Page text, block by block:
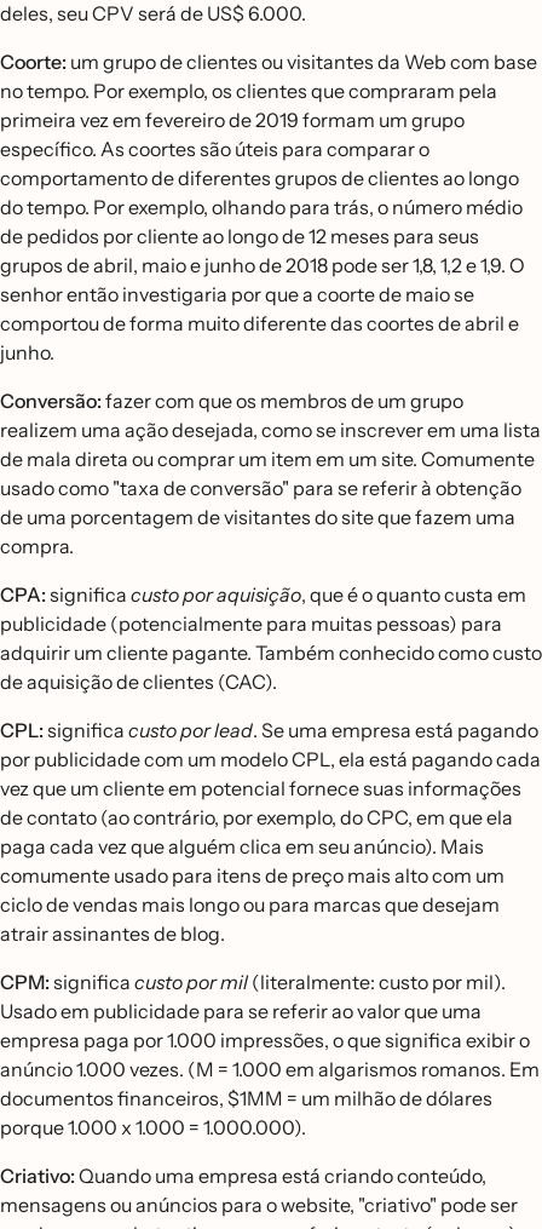
deles, seu CPV será de US$ 6.000.
Coorte: um grupo de clientes ou visitantes da Web com base
no tempo. Por exemplo, os clientes que compraram pela
primeira vez em fevereiro de 2019 formam um grupo
específico. As coortes são úteis para comparar o
comportamento de diferentes grupos de clientes ao longo
do tempo. Por exemplo, olhando para trás, o número médio
de pedidos por cliente ao longo de 12 meses para seus
grupos de abril, maio e junho de 2018 pode ser 1,8, 1,2 e 1,9. O
senhor então investigaria por que a coorte de maio se
comportou de forma muito diferente das coortes de abril e
junho.
Conversão:fazer com que os membros de um grupo
realizem uma ação desejada, como se inscrever em uma lista
de mala direta ou comprar um item em um site. Comumente
usado como "taxa de conversão" para se referir à obtenção
de uma porcentagem de visitantes do site que fazem uma
compra.
CPA:significa custo por aquisição, que é o quanto custa em
publicidade (potencialmente para muitas pessoas) para
adquirir um cliente pagante. Também conhecido como custo
de aquisição de clientes (CAC).
CPL:significa custo por lead. Se uma empresa está pagando
por publicidade com um modelo CPL, ela está pagando cada
vez que um cliente em potencial fornece suas informações
de contato (ao contrário, por exemplo, do CPC, em que ela
paga cada vez que alguém clica em seu anúncio). Mais
comumente usado para itens de preço mais alto com um
ciclo de vendas mais longo ou para marcas que desejam
atrair assinantes de blog.
CPM:significa custo por mil(literalmente: custo por mil).
Usado em publicidade para se referir ao valor que uma
empresa paga por 1.000 impressões, o que significa exibir o
anúncio 1.000 vezes. (M = 1.000 em algarismos romanos. Em
documentos financeiros, $1MM = um milhão de dólares
porque 1.000 x 1.000 = 1.000.000).
Criativo:Quando uma empresa está criando conteúdo,
mensagens ou anúncios para o website, "criativo" pode ser